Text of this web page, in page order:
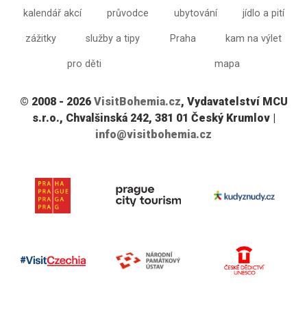
kalendář akcí průvodce ubytování jídlo a pití
zážitky služby a tipy Praha kam na výlet
pro děti mapa
© 2008 - 2026 VisitBohemia.cz, Vydavatelství MCU
s.r.o., Chvalšinská 242, 381 01 Český Krumlov |
info@visitbohemia.cz